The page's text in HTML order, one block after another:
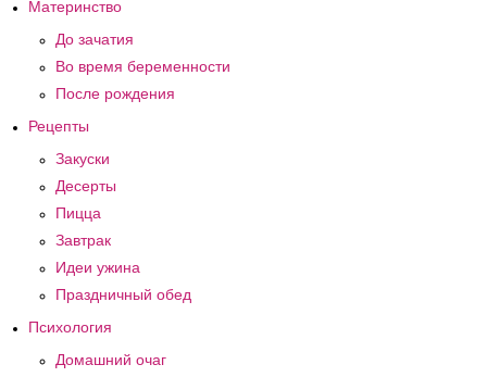
Материнство
До зачатия
Во время беременности
После рождения
Рецепты
Закуски
Десерты
Пицца
Завтрак
Идеи ужина
Праздничный обед
Психология
Домашний очаг